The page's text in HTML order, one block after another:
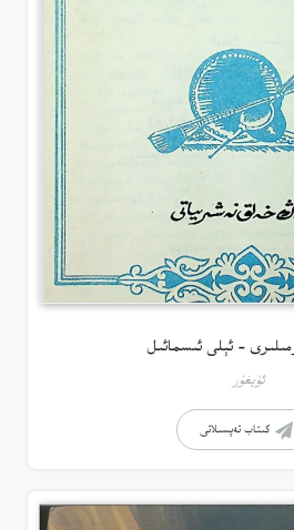
– ئېلى ئىسمائىل
ئۇيغۇر
كىتاب تەپسىلاتى